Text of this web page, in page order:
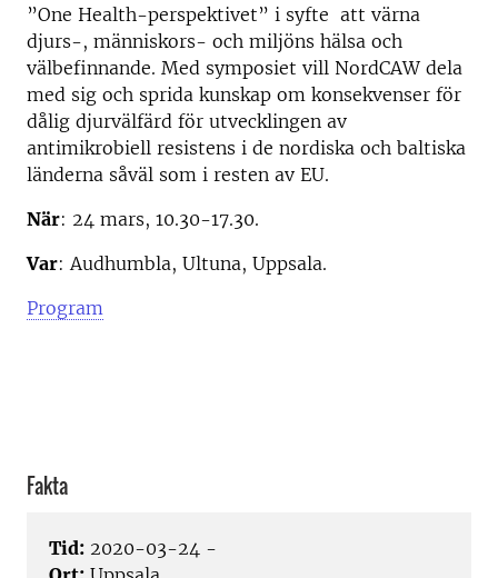
”One Health-perspektivet” i syfte att värna
djurs-, människors- och miljöns hälsa och
välbefinnande. Med symposiet vill NordCAW dela
med sig och sprida kunskap om konsekvenser för
dålig djurvälfärd för utvecklingen av
antimikrobiell resistens i de nordiska och baltiska
länderna såväl som i resten av EU.
När: 24 mars, 10.30-17.30.
Var: Audhumbla, Ultuna, Uppsala.
Program
Fakta
Tid: 2020-03-24 -